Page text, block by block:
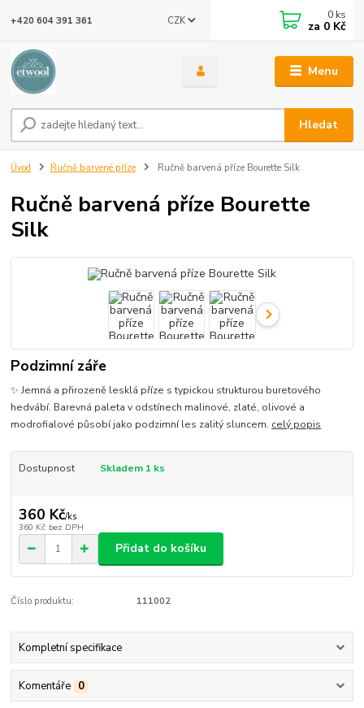
Menu
CZK
Hledat
+420 604 391 361 0 ks
za 0 Kč
Úvod Ručně barvené příze Ručně barvená příze Bourette Silk
Ručně barvená příze Bourette
Silk
Podzimní záře
✨ Jemná a přirozeně lesklá příze s typickou strukturou buretového
hedvábí. Barevná paleta v odstínech malinové, zlaté, olivové a
modrofialové působí jako podzimní les zalitý sluncem. celý popis
Dostupnost Skladem 1 ks
360 Kč/ks
360 Kč bez DPH
Přidat do košíku
Číslo produktu: 111002
Kompletní specifikace
Komentáře 0